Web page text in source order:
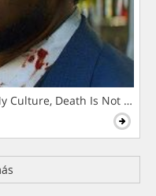
Culture, Death Is Not The